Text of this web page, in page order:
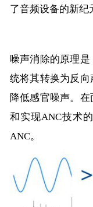
了音频设备的新纪
噪声消除的原理
统将其转换为反
降低感官噪声。
和实现ANC技术
ANC。